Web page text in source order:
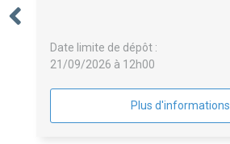
Date limite de dépôt :
21/09/2026 à 12h00
Plus d'informations